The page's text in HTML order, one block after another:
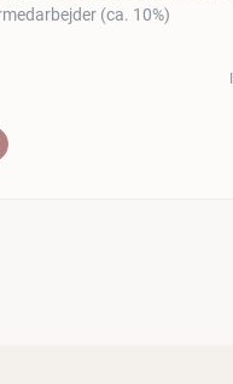
(ca. 10%)